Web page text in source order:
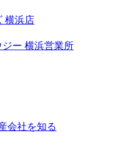
横浜店
ー 横浜営業所
会社を知る